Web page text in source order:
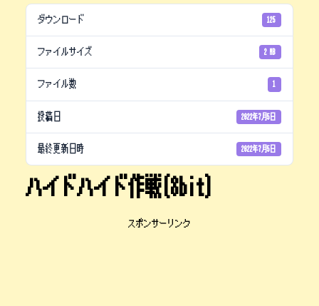
ダウンロード 125
ファイルサイズ 2 MB
ファイル数 1
投稿日 2022年7月5日
最終更新日時 2022年7月5日
ハイドハイド作戦(8bit)
スポンサーリンク